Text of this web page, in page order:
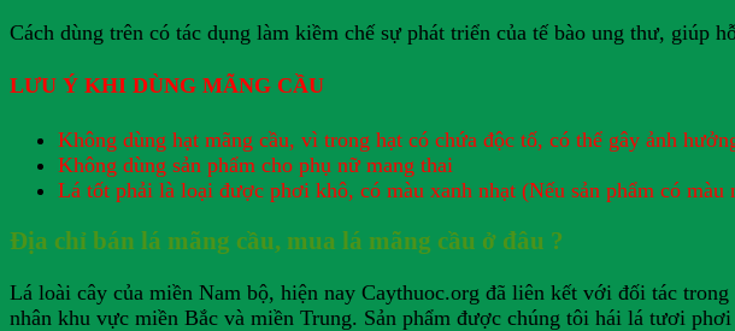
Cách dùng trên có tác dụng làm kiềm chế sự phát triển của tế bào ung thư, giúp
LƯU Ý KHI DÙNG MÃNG CẦU
Không dùng hạt mãng cầu, vì trong hạt có chứa độc tố, có thể gây ảnh
Không dùng sản phẩm cho phụ nữ mang thai
Lá tốt phải là loại được phơi khô, có màu xanh nhạt (Nếu sản phẩm có
Địa chỉ bán lá mãng cầu, mua lá mãng cầu ở đâu ?
Lá loài cây của miền Nam bộ, hiện nay Caythuoc.org đã liên kết với đối tác
nhân khu vực miền Bắc và miền Trung. Sản phẩm được chúng tôi hái lá tươi